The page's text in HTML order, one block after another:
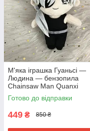
М'яка іграшка Гуаньсі —
Людина — бензопила
Chainsaw Man Quanxi
Готово до відправки
449 ₴ 850 ₴